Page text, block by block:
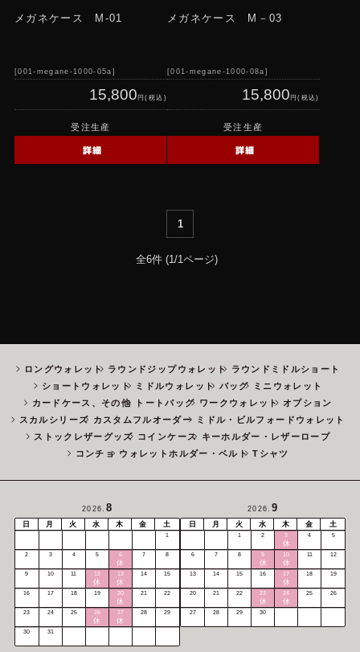
メガネケース M-01
001-megane-1000-05a
15,800円(税込)
受注生産
詳細
メガネケース M－03
001-megane-1000-08a
15,800円(税込)
受注生産
詳細
1
全6件 (1/1ページ)
ロングウォレット ラウンドジップウォレット ラウンドミドルショート
ショートウォレット ミドルウォレット バッグ
ミニウォレット
カードケース、その他
トートバッグ ワークウォレット オプション
スカルシリーズ カスタムフルオーダー ミドル・ビルフォードウォレット
ストックレザーグッズ コインケース キーホルダー・レザーロープ
コンチョ ウォレットホルダー・ベルト Tシャツ
2026. 8
日 月 火 水 木 金 土
1
2 3 4 5 6
休
7 8
9 10 11 12
休
13
休
14 15
16 17 18 19 20
休
21 22
23 24 25 26
休
27
休
28 29
30 31
2026. 9
日 月 火 水 木 金 土
1 2 3
休
4 5
6 7 8 9
休
10
休
11 12
13 14 15 16 17
休
18 19
20 21 22 23
休
24
休
25 26
27 28 29 30